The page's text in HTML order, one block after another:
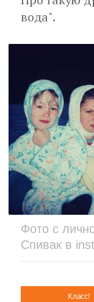
вода".
Фото с
Спивак в
Класс!